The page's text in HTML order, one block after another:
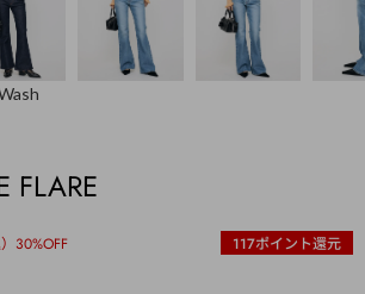
FLARE
30%OFF 117ポイント還元